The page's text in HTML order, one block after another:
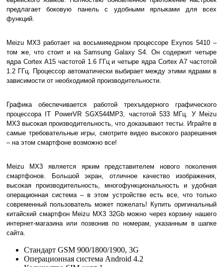
предлагает боковую панель с удобными ярлыками для всех
функций.
Meizu MX3 работает на восьмияедрном процессоре Exynos 5410 –
том же, что стоит и на Samsung Galaxy S4. Он содержит четыре
ядра Cortex A15 частотой 1.6 ГГц и четыре ядра Cortex A7 частотой
1.2 ГГц. Процессор автоматически выбирает между этими ядрами в
зависимости от необходимой производительности.
Графика обеспечивается работой трехъядерного графического
процессора IT PowerVR SGX544MP3, частотой 533 МГц. У Meizu
MX3 высокая производительность, что доказывают тесты. Играйте в
самые требовательные игры, смотрите видео высокого разрешения
– на этом смартфоне возможно все!
Meizu MX3 является ярким представителем нового поколения
смартфонов. Большой экран, отличное качество изображения,
высокая производительность, многофункциональность и удобная
операционная система – в этом устройстве есть все, что только
современный пользователь может пожелать! Купить оригинальный
китайский смартфон Meizu MX3 32Gb можно через корзину нашего
интернет-магазина или позвонив по номерам, указанным в шапке
сайта.
Стандарт GSM 900/1800/1900, 3G
Операционная система Android 4.2